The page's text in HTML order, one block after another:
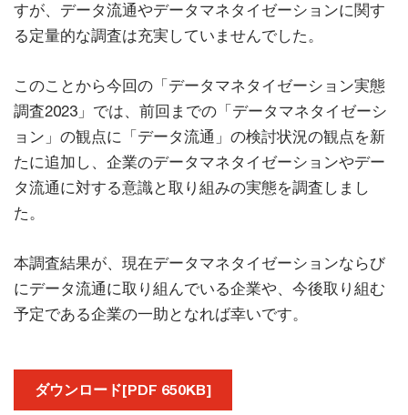
すが、データ流通やデータマネタイゼーションに関す
る定量的な調査は充実していませんでした。
このことから今回の「データマネタイゼーション実態
調査2023」では、前回までの「データマネタイゼーシ
ョン」の観点に「データ流通」の検討状況の観点を新
たに追加し、企業のデータマネタイゼーションやデー
タ流通に対する意識と取り組みの実態を調査しまし
た。
本調査結果が、現在データマネタイゼーションならび
にデータ流通に取り組んでいる企業や、今後取り組む
予定である企業の一助となれば幸いです。
ダウンロード[PDF 650KB]